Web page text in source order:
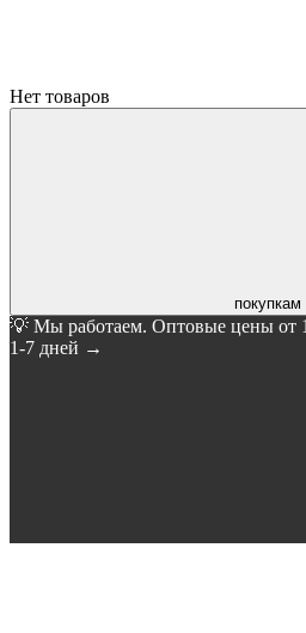
Нет товаров
покупкам
💡 Мы работаем. Оптовые цены от
1-7 дней →